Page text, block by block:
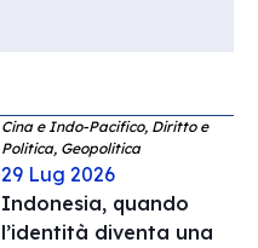
Cina e Indo-Pacifico, Diritto e
Politica, Geopolitica
29 Lug 2026
Indonesia, quando
l’identità diventa una